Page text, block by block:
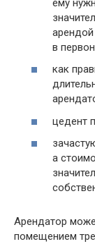
арендой
в
как
цедент
а
Арендатор
помещением